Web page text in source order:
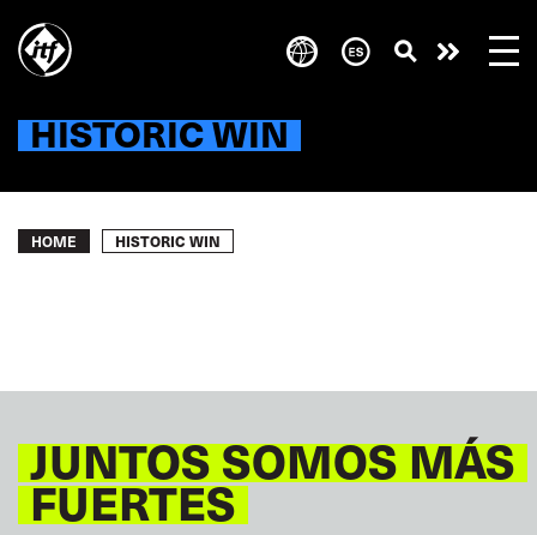
main
HISTORIC WIN
Take
Breadcrumb
HOME HISTORIC WIN
JUNTOS SOMOS MÁS
FUERTES